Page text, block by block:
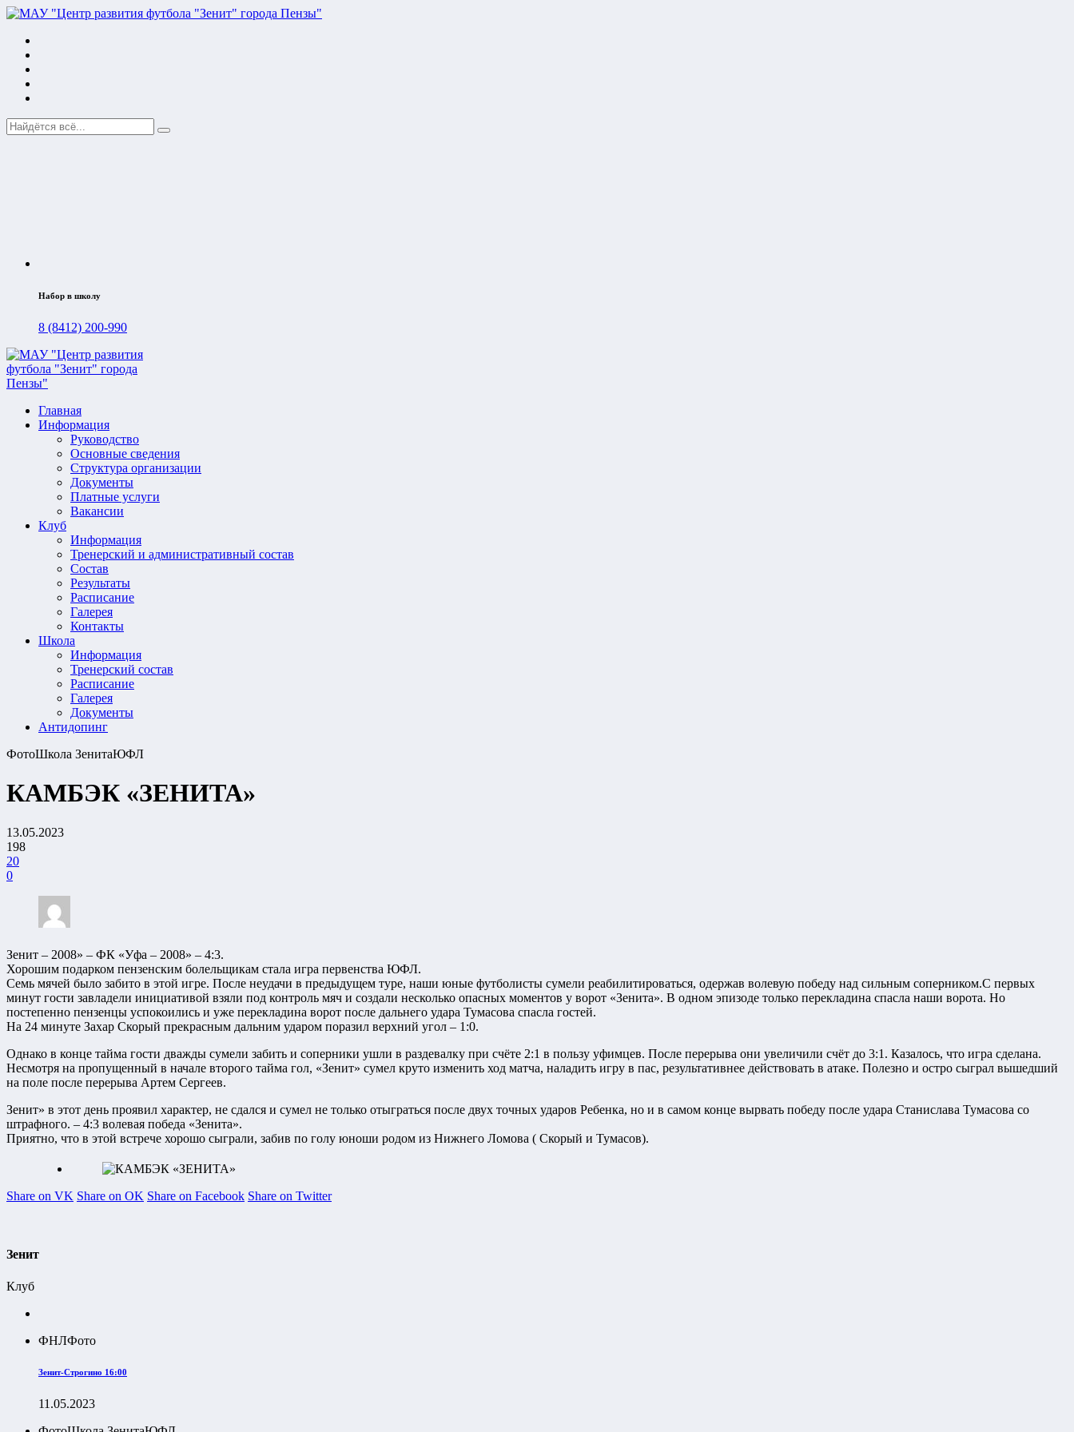
Набор в школу
8 (8412) 200-990
Главная
Информация
Руководство
Основные сведения
Структура организации
Документы
Платные услуги
Вакансии
Клуб
Информация
Тренерский и административный состав
Состав
Результаты
Расписание
Галерея
Контакты
Школа
Информация
Тренерский состав
Расписание
Галерея
Документы
Антидопинг
ФотоШкола ЗенитаЮФЛ
КАМБЭК «ЗЕНИТА»
13.05.2023
198
20
0
Зенит – 2008» – ФК «Уфа – 2008» – 4:3.
Хорошим подарком пензенским болельщикам стала игра первенства ЮФЛ.
Семь мячей было забито в этой игре. После неудачи в предыдущем туре, наши юные футболисты сумели реабилитироваться, одержав волевую победу над сильным соперником.С первых
минут гости завладели инициативой взяли под контроль мяч и создали несколько опасных моментов у ворот «Зенита». В одном эпизоде только перекладина спасла наши ворота. Но
постепенно пензенцы успокоились и уже перекладина ворот после дальнего удара Тумасова спасла гостей.
На 24 минуте Захар Скорый прекрасным дальним ударом поразил верхний угол – 1:0.
Однако в конце тайма гости дважды сумели забить и соперники ушли в раздевалку при счёте 2:1 в пользу уфимцев. После перерыва они увеличили счёт до 3:1. Казалось, что игра сделана.
Несмотря на пропущенный в начале второго тайма гол, «Зенит» сумел круто изменить ход матча, наладить игру в пас, результативнее действовать в атаке. Полезно и остро сыграл вышедший
на поле после перерыва Артем Сергеев.
Зенит» в этот день проявил характер, не сдался и сумел не только отыграться после двух точных ударов Ребенка, но и в самом конце вырвать победу после удара Станислава Тумасова со
штрафного. – 4:3 волевая победа «Зенита».
Приятно, что в этой встрече хорошо сыграли, забив по голу юноши родом из Нижнего Ломова ( Скорый и Тумасов).
Share on VK Share on OK Share on Facebook Share on Twitter
Зенит
Клуб
ФНЛФото
Зенит-Строгино 16:00
11.05.2023